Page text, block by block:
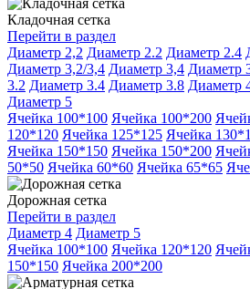
Кладочная сетка
Перейти в раздел
Диаметр 2,2 Диаметр 2.2 Диаметр 2.4
Диаметр 3,2/3,4 Диаметр 3,4 Диаметр
3.2 Диаметр 3.4 Диаметр 3.8 Диаметр
Диаметр 5
Ячейка 100*100 Ячейка 100*200
120*120 Ячейка 125*125 Ячейка
Ячейка 150*150 Ячейка 150*200
50*50 Ячейка 60*60 Ячейка 65*65
Дорожная сетка
Перейти в раздел
Диаметр 4 Диаметр 5
Ячейка 100*100 Ячейка 120*120
150*150 Ячейка 200*200